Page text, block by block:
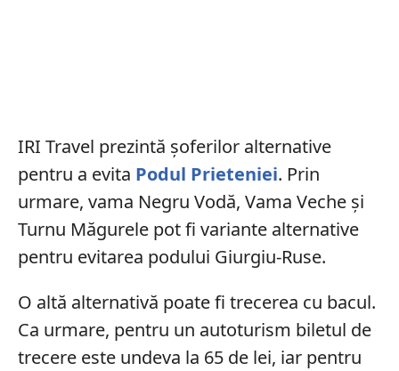
IRI Travel prezintă șoferilor alternative
pentru a evita Podul Prieteniei. Prin
urmare, vama Negru Vodă, Vama Veche și
Turnu Măgurele pot fi variante alternative
pentru evitarea podului Giurgiu-Ruse.
O altă alternativă poate fi trecerea cu bacul.
Ca urmare, pentru un autoturism biletul de
trecere este undeva la 65 de lei, iar pentru